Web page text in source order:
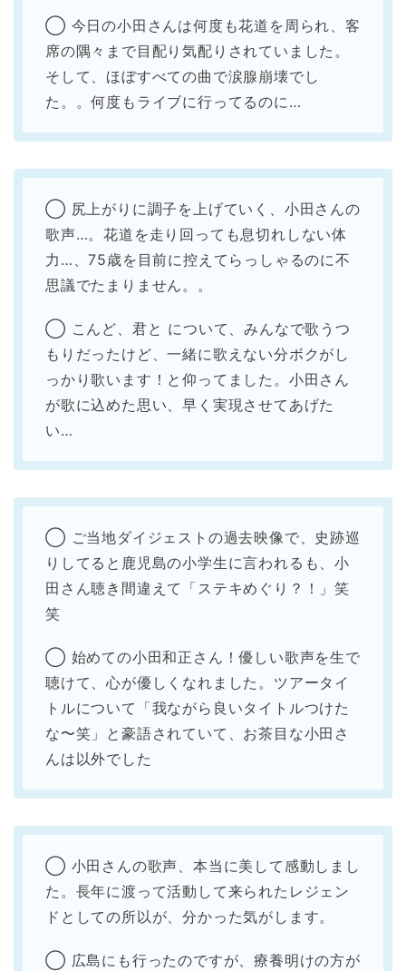
◯ 今日の小田さんは何度も花道を周られ、客
席の隅々まで目配り気配りされていました。
そして、ほぼすべての曲で涙腺崩壊でし
た。。何度もライブに行ってるのに…
◯ 尻上がりに調子を上げていく、小田さんの
歌声…。花道を走り回っても息切れしない体
力…、75歳を目前に控えてらっしゃるのに不
思議でたまりません。。
◯ こんど、君と について、みんなで歌うつ
もりだったけど、一緒に歌えない分ボクがし
っかり歌います！と仰ってました。小田さん
が歌に込めた思い、早く実現させてあげた
い…
◯ ご当地ダイジェストの過去映像で、史跡巡
りしてると鹿児島の小学生に言われるも、小
田さん聴き間違えて「ステキめぐり？！」笑
笑
◯ 始めての小田和正さん！優しい歌声を生で
聴けて、心が優しくなれました。ツアータイ
トルについて「我ながら良いタイトルつけた
な〜笑」と豪語されていて、お茶目な小田さ
んは以外でした
◯ 小田さんの歌声、本当に美して感動しまし
た。長年に渡って活動して来られたレジェン
ドとしての所以が、分かった気がします。
◯ 広島にも行ったのですが、療養明けの方が